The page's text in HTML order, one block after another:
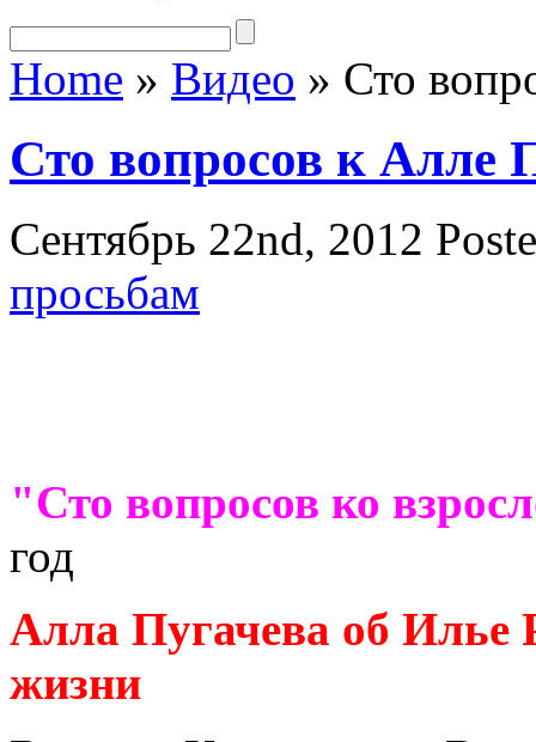
Home » Видео » Сто
Сто вопросов к Алле
Сентябрь 22nd, 2012
просьбам
"Сто вопросов ко
год
Алла Пугачева об Илье
жизни